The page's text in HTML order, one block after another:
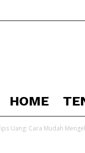
HOME
Uang: Cara Mudah